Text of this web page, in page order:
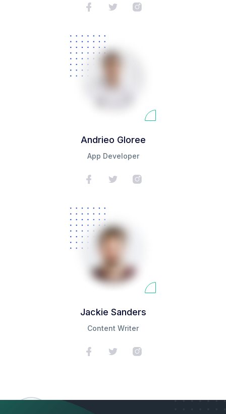
Andrieo Gloree
App Developer
Jackie Sanders
Content Writer